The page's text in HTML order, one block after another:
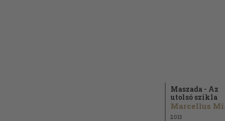
Maszada - Az
utolsó szikla
2013